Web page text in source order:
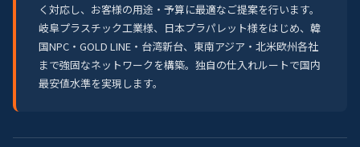
く対応し、お客様の用途・予算に最適なご提案を行います。
岐阜プラスチック工業様、日本プラパレット様をはじめ、韓
国NPC・GOLD LINE・台湾新台、東南アジア・北米欧州各社
まで強固なネットワークを構築。独自の仕入れルートで国内
最安値水準を実現します。